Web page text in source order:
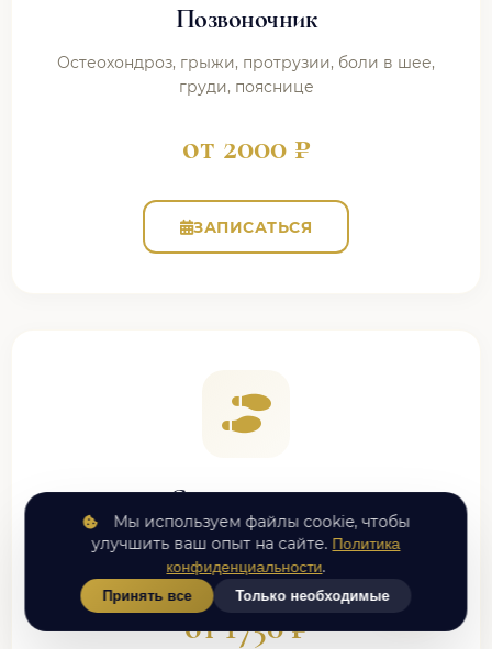
Позвоночник
Остеохондроз, грыжи, протрузии, боли в шее,
груди, пояснице
от 2000 ₽
ЗАПИСАТЬСЯ
Стопы и пятки
Пяточная шпора, фасциит, плоскостопие, боль
при ходьбе
от 1750 ₽
Мы используем файлы cookie, чтобы
улучшить ваш опыт на сайте. Политика
конфиденциальности.
Принять все Только необходимые